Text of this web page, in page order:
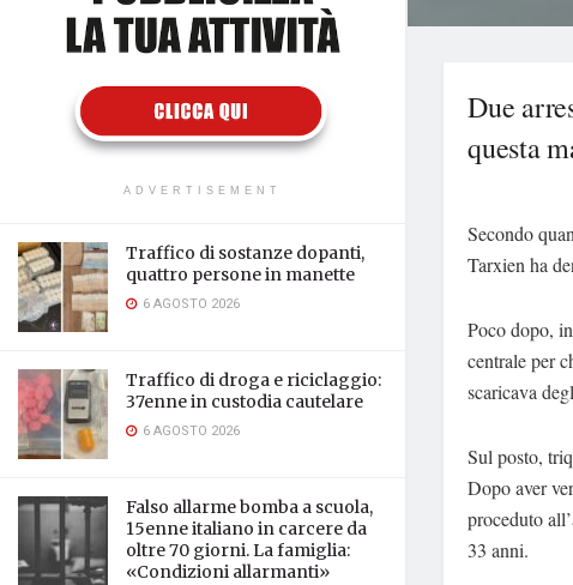
ADVERTISEMENT
Traffico di sostanze dopanti,
quattro persone in manette
6 AGOSTO 2026
Traffico di droga e riciclaggio:
37enne in custodia cautelare
6 AGOSTO 2026
Falso allarme bomba a scuola,
15enne italiano in carcere da
oltre 70 giorni. La famiglia:
«Condizioni allarmanti»
Due
questa
Secondo
Tarxien ha
Poco dopo,
centrale per
scaricava
Sul posto,
Dopo aver
proceduto
33 anni.